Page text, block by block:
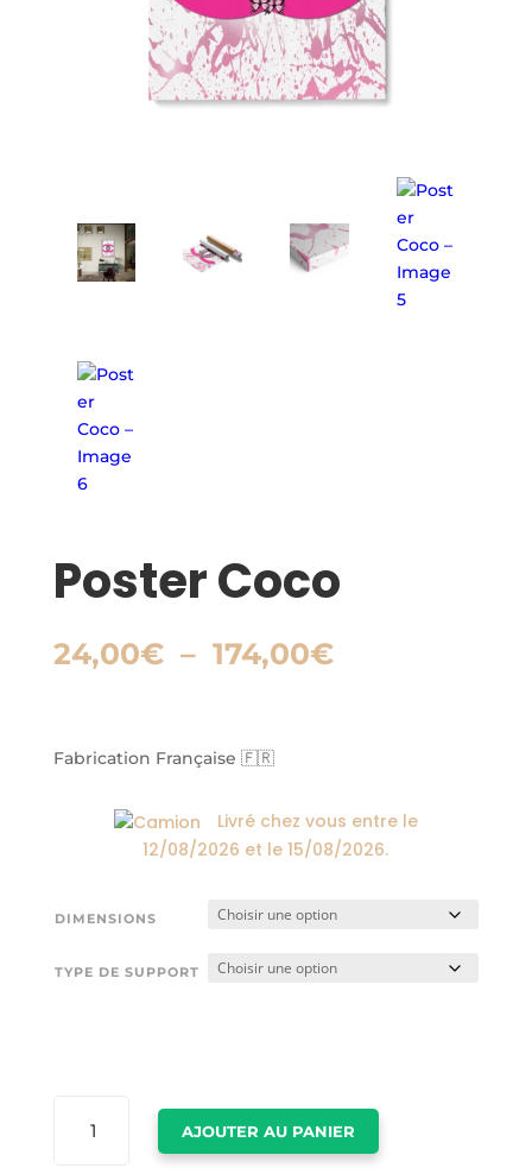
Poster Coco
24,00€ – 174,00€Plage
Fabrication Française 🇫🇷
Livré chez vous entre le
12/08/2026 et le15/08/2026.
DIMENSIONS
TYPE DE SUPPORT
AJOUTER AU PANIER